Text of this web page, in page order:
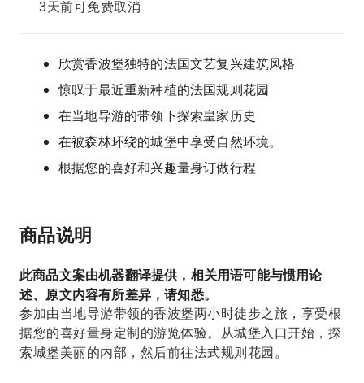
3天前可免费取消
欣赏香波堡独特的法国文艺复兴建筑风格
惊叹于最近重新种植的法国规则花园
在当地导游的带领下探索皇家历史
在被森林环绕的城堡中享受自然环境。
根据您的喜好和兴趣量身订做行程
商品说明
此商品文案由机器翻译提供，相关用语可能与惯用论
述、原文内容有所差异，请知悉。
参加由当地导游带领的香波堡两小时徒步之旅，享受根
据您的喜好量身定制的游览体验。从城堡入口开始，探
索城堡美丽的内部，然后前往法式规则花园。